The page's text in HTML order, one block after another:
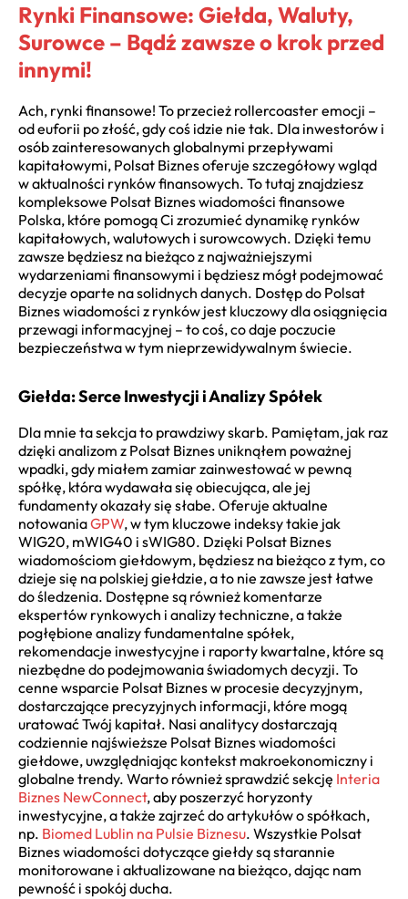
Rynki Finansowe: Giełda, Waluty,
Surowce – Bądź zawsze o krok przed
innymi!
Ach, rynki finansowe! To przecież rollercoaster emocji –
od euforii po złość, gdy coś idzie nie tak. Dla inwestorów i
osób zainteresowanych globalnymi przepływami
kapitałowymi, Polsat Biznes oferuje szczegółowy wgląd
w aktualności rynków finansowych. To tutaj znajdziesz
kompleksowe Polsat Biznes wiadomości finansowe
Polska, które pomogą Ci zrozumieć dynamikę rynków
kapitałowych, walutowych i surowcowych. Dzięki temu
zawsze będziesz na bieżąco z najważniejszymi
wydarzeniami finansowymi i będziesz mógł podejmować
decyzje oparte na solidnych danych. Dostęp do Polsat
Biznes wiadomości z rynków jest kluczowy dla osiągnięcia
przewagi informacyjnej – to coś, co daje poczucie
bezpieczeństwa w tym nieprzewidywalnym świecie.
Giełda: Serce Inwestycji i Analizy Spółek
Dla mnie ta sekcja to prawdziwy skarb. Pamiętam, jak raz
dzięki analizom z Polsat Biznes uniknąłem poważnej
wpadki, gdy miałem zamiar zainwestować w pewną
spółkę, która wydawała się obiecująca, ale jej
fundamenty okazały się słabe. Oferuje aktualne
notowaniaGPW, w tym kluczowe indeksy takie jak
WIG20, mWIG40 i sWIG80. Dzięki Polsat Biznes
wiadomościom giełdowym, będziesz na bieżąco z tym, co
dzieje się na polskiej giełdzie, a to nie zawsze jest łatwe
do śledzenia. Dostępne są również komentarze
ekspertów rynkowych i analizy techniczne, a także
pogłębione analizy fundamentalne spółek,
rekomendacje inwestycyjne i raporty kwartalne, które są
niezbędne do podejmowania świadomych decyzji. To
cenne wsparcie Polsat Biznes w procesie decyzyjnym,
dostarczające precyzyjnych informacji, które mogą
uratować Twój kapitał. Nasi analitycy dostarczają
codziennie najświeższe Polsat Biznes wiadomości
giełdowe, uwzględniając kontekst makroekonomiczny i
globalne trendy. Warto również sprawdzić sekcję Interia
Biznes NewConnect, aby poszerzyć horyzonty
inwestycyjne, a także zajrzeć do artykułów o spółkach,
np. Biomed Lublin na Pulsie Biznesu. Wszystkie Polsat
Biznes wiadomości dotyczące giełdy są starannie
monitorowane i aktualizowane na bieżąco, dając nam
pewność i spokój ducha.